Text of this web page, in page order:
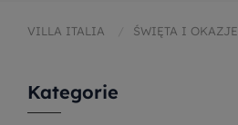
VILLA ITALIA ŚWIĘTA I OKAZJE
Kategorie